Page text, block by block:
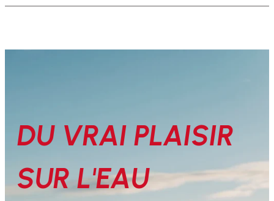
DU VRAI PLAISIR
SUR L'EAU